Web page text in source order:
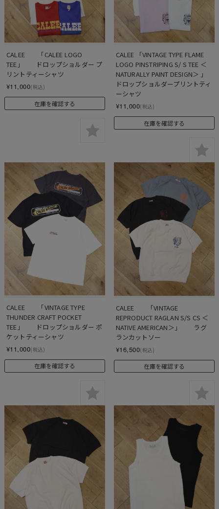
CALEE　　「CALEE LOGO
TEE」　　ドロップショルダー プ
リントティーシャツ
¥11,000(税込)
在庫を確認する
CALEE 「VINTAGE TYPE FLAME
LOGO PINSTRIPING S/ S TEE ＜
NATURALLY PAINT DESIGN＞ 」
ドロップショルダープリントティ
ーシャツ
¥11,000(税込)
在庫を確認する
CALEE　　「VINTAGE TYPE
THUNDER CRAFT POCKET
TEE」　　ドロップショルダー ポ
ケットティーシャツ
¥11,000(税込)
在庫を確認する
CALEE　　「VINTAGE
REPRODUCT RAGLAN S/S CS ＜
NATIVE AMERICAN＞」　　ラグ
ランカットソー
¥16,500(税込)
在庫を確認する